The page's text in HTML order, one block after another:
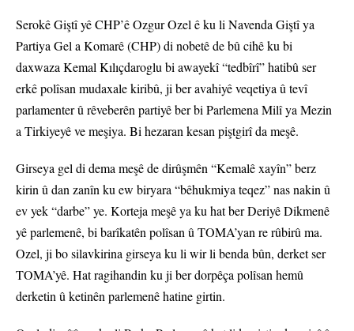
Serokê Giştî yê CHP’ê Ozgur Ozel ê ku li Navenda Giştî ya
Partiya Gel a Komarê (CHP) di nobetê de bû cihê ku bi
daxwaza Kemal Kılıçdaroglu bi awayekî “tedbîrî” hatibû ser
erkê polîsan mudaxale kiribû, ji ber avahiyê veqetiya û tevî
parlamenter û rêveberên partiyê ber bi Parlemena Milî ya Mezin
a Tirkiyeyê ve meşiya. Bi hezaran kesan piştgirî da meşê.
Girseya gel di dema meşê de dirûşmên “Kemalê xayîn” berz
kirin û dan zanîn ku ew biryara “bêhukmiya teqez” nas nakin û
ev yek “darbe” ye. Korteja meşê ya ku hat ber Deriyê Dikmenê
yê parlemenê, bi barîkatên polîsan û TOMA’yan re rûbirû ma.
Ozel, ji bo silavkirina girseya ku li wir li benda bûn, derket ser
TOMA’yê. Hat ragihandin ku ji ber dorpêça polîsan hemû
derketin û ketinên parlemenê hatine girtin.